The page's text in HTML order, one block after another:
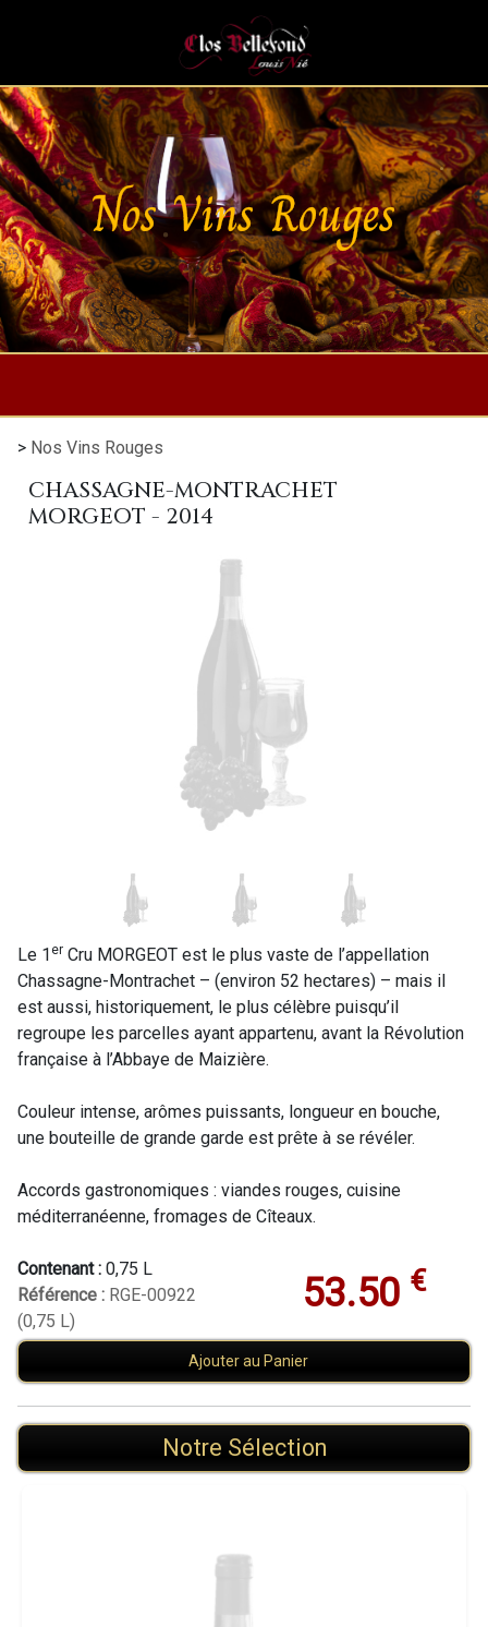
Nos Vins Rouges
> Nos Vins Rouges
CHASSAGNE-MONTRACHET
MORGEOT - 2014
Le 1 er Cru MORGEOT est le plus vaste de l’appellation
Chassagne-Montrachet – (environ 52 hectares) – mais il
est aussi, historiquement, le plus célèbre puisqu’il
regroupe les parcelles ayant appartenu, avant la Révolution
française à l’Abbaye de Maizière.
Couleur intense, arômes puissants, longueur en bouche,
une bouteille de grande garde est prête à se révéler.
Accords gastronomiques : viandes rouges, cuisine
méditerranéenne, fromages de Cîteaux.
Contenant : 0,75 L
Référence : RGE-00922
(0,75 L)
53.50 €
Ajouter au Panier
Notre Sélection